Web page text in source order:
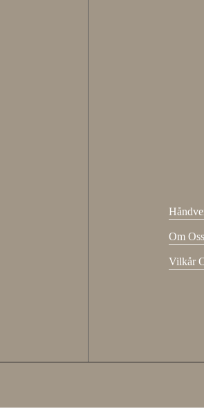
Om Oss
Vilkår